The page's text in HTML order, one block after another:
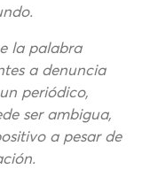
la palabra
a denuncia
periódico,
ser ambigua,
a pesar de